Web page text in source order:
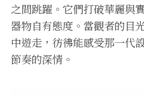
之間跳躍。它們打破華麗與
器物自有態度。當觀者的目
中遊走，彷彿能感受那一代
節奏的深情。